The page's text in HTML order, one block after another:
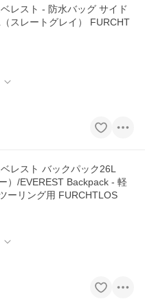
レスト - 防水バッグ サイド
スレートグレイ） FURCHT
レスト バックパック26L
）/EVEREST Backpack - 軽
ーリング用 FURCHTLOS